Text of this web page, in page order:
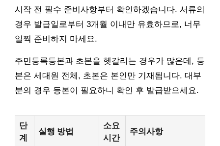
시작 전 필수 준비사항부터 확인하겠습니다. 서류의
경우 발급일로부터 3개월 이내만 유효하므로, 너무
일찍 준비하지 마세요.
주민등록등본과 초본을 헷갈리는 경우가 많은데, 등
본은 세대원 전체, 초본은 본인만 기재됩니다. 대부
분의 경우 등본이 필요하니 확인 후 발급받으세요.
단
계
실행 방법
소요
시간
주의사항